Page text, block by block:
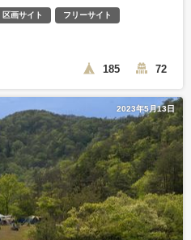
区画サイト フリーサイト
185 72
2023年5月13日